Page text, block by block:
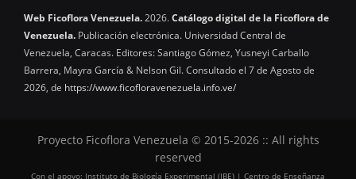
Web Ficoflora Venezuela.2026.Catálogo digital de la Ficoflora de
Venezuela. Publicación electrónica. Universidad Central de
Venezuela, Caracas. Editores: Santiago Gómez, Yusneyi Carballo
Barrera, Mayra García & Nelson Gil. Consultado el 7 de Agosto de
2026, de https://www.ficofloravenezuela.info.ve/
Proyecto Ficoflora Venezuela © 2015-2026 :: All rights
reserved
Con el apoyo: Instituto de Biología Experimental (IBE) | Centro de Enseñanza